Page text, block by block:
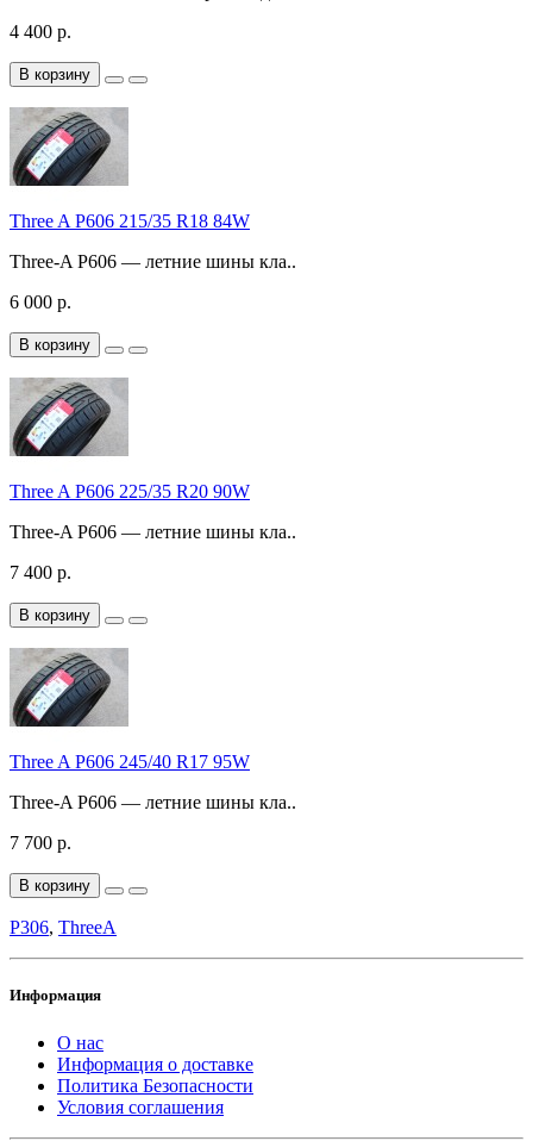
4 400 р.
В корзину
Three A P606 215/35 R18 84W
Three-A P606 — летние шины кла..
6 000 р.
В корзину
Three A P606 225/35 R20 90W
Three-A P606 — летние шины кла..
7 400 р.
В корзину
Three A P606 245/40 R17 95W
Three-A P606 — летние шины кла..
7 700 р.
В корзину
P306, ThreeA
Информация
О нас
Информация о доставке
Политика Безопасности
Условия соглашения